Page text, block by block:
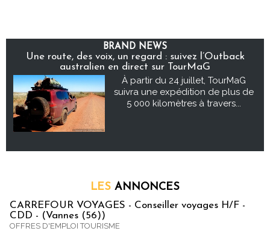
BRAND NEWS
Une route, des voix, un regard : suivez l’Outback
australien en direct sur TourMaG
À partir du 24 juillet, TourMaG
suivra une expédition de plus de
5 000 kilomètres à travers...
LES ANNONCES
CARREFOUR VOYAGES - Conseiller voyages H/F -
CDD - (Vannes (56))
OFFRES D'EMPLOI TOURISME